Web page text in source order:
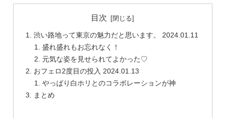
目次
渋い路地って東京の魅力だと思います。 2024.01.11
盛れ盛れもお忘れなく！
元気な姿を見せられてよかった♡
おフェロ2度目の投入 2024.01.13
やっぱり白ホリとのコラボレーションが神
まとめ